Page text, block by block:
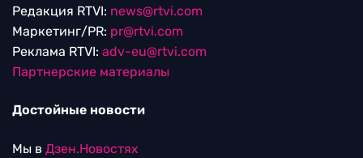
Редакция RTVI: news@rtvi.com
Маркетинг/PR: pr@rtvi.com
Реклама RTVI: adv-eu@rtvi.com
Партнерские материалы
Достойные новости
Мы в Дзен.Новостях